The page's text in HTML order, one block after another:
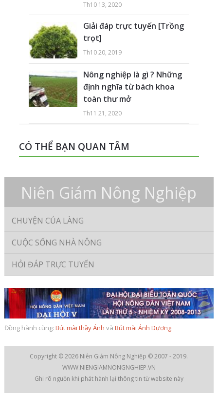
Th10 13, 2020
Giải đáp trực tuyến [Trồng
trọt]
Th10 20, 2019
Nông nghiệp là gì ? Những
định nghĩa từ bách khoa
toàn thư mở
Th11 21, 2020
CÓ THỂ BẠN QUAN TÂM
Niên Giám Nông Nghiệp
CHUYỆN CỦA LÀNG
CUỘC SỐNG NHÀ NÔNG
HỎI ĐÁP TRỰC TUYẾN
Đồng hành cùng: Bút mài thầy Ánh và Bút mài Ánh Dương
Copyright © 2026 Niên Giám Nông Nghiệp © 2007 - 2019.
WWW.NIENGIAMNONGNGHIEP.VN
Ghi rõ nguồn khi phát hành lại thông tin từ website này